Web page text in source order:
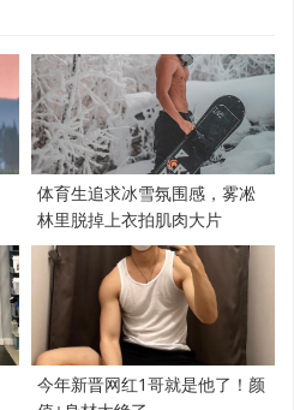
体育生追求冰雪氛围感，雾凇
林里脱掉上衣拍肌肉大片
今年新晋网红1哥就是他了！颜